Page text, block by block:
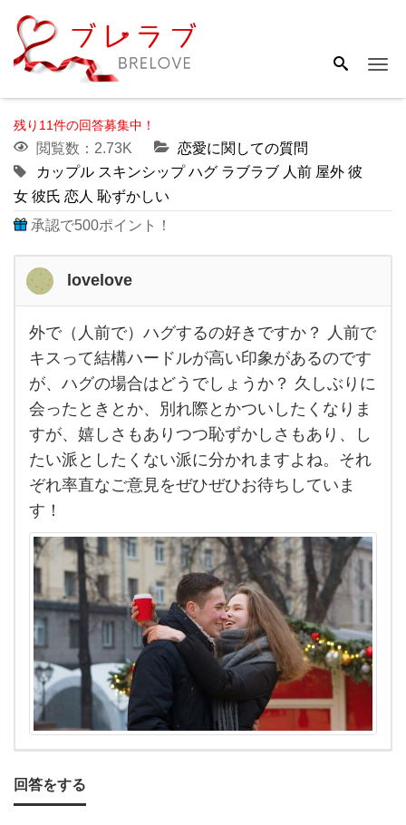
残り11件の回答募集中！
閲覧数：2.73K
恋愛に関しての質問
カップル スキンシップ ハグ ラブラブ 人前 屋外 彼
女 彼氏 恋人 恥ずかしい
承認で500ポイント！
lovelove
外で
（人
前
で）
ハ
グ
す
る
の好
き
で
す
か？
人前
で
キ
ス
っ
外で（人前で）ハグするの好きですか？ 人前で
キスって結構ハードルが高い印象があるのです
が、ハグの場合はどうでしょうか？ 久しぶりに
会ったときとか、別れ際とかついしたくなりま
すが、嬉しさもありつつ恥ずかしさもあり、し
たい派としたくない派に分かれますよね。それ
ぞれ率直なご意見をぜひぜひお待ちしていま
す！
回答をする